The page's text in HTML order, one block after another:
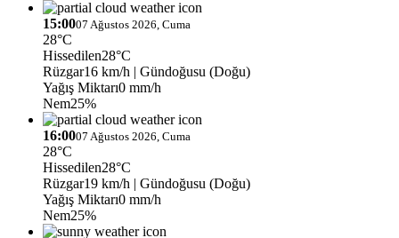
15:0007 Ağustos 2026, Cuma
28°C
Hissedilen28°C
Rüzgar16 km/h | Gündoğusu (Doğu)
Yağış Miktarı0 mm/h
Nem25%
16:0007 Ağustos 2026, Cuma
28°C
Hissedilen28°C
Rüzgar19 km/h | Gündoğusu (Doğu)
Yağış Miktarı0 mm/h
Nem25%